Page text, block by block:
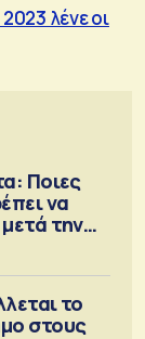
λένε οι
Ποιες
να
την
το
στους